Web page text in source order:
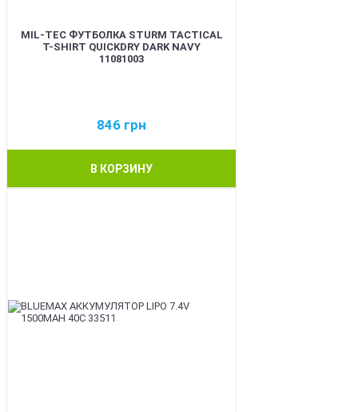
MIL-TEC ФУТБОЛКА STURM TACTICAL
T-SHIRT QUICKDRY DARK NAVY
11081003
846 грн
В КОРЗИНУ